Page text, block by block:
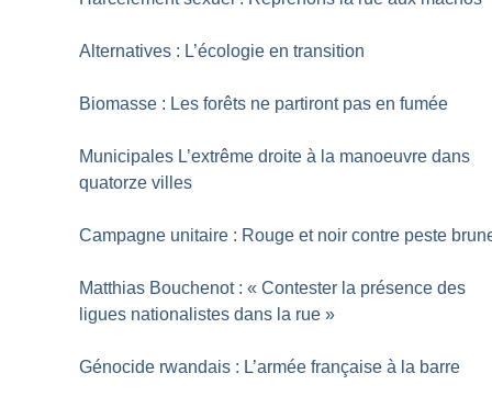
Alternatives : L’écologie en transition
Biomasse : Les forêts ne partiront pas en fumée
Municipales L’extrême droite à la manoeuvre dans
quatorze villes
Campagne unitaire : Rouge et noir contre peste
Matthias Bouchenot : « Contester la présence des
ligues nationalistes dans la rue »
Génocide rwandais : L’armée française à la barre